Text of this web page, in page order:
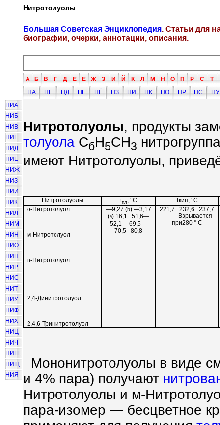
Нитротолуолы
Большая Советская Энциклопедия. Статьи для
биографии, очерки, аннотации, описания.
А Б В Г Д Е Ё Ж З И Й К Л М Н О П Р С Т
НА
НГ НД НЕ НЁ НЗ НИ НК НО НР НС
НУ
НИА
НИБ
НИВ
НИГ
НИД
НИЕ
НИЖ
НИЗ
НИИ
НИК
НИЛ
НИМ
НИН
НИО
НИП
НИР
НИС
НИТ
НИУ
НИФ
НИХ
НИЦ
НИЧ
НИШ
НИЩ
НИЯ
Нитротолуолы, продукты
толуола СбН5СН3
имеют Нитротолуолы,
Нитротолуолы tпл, °C
Ткип, °C
о-Нитротолуол
м-Нитротолуол
n-Нитротолуол
2,4-Динитротолуол
2,4,6-Тринитротолуол
—9,27 (b) —3,17
(a) 16,1 51,6—
52,1 69,5—
70,5 80,8
221,7 232,6 237,7
— Взрывается
при280 ° C
Мононитротолуолы в виде
и 4% пара) получают
Нитротолуолы и м-
пара-изомер — бесцветное